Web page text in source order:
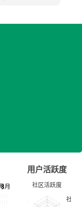
用户活跃度